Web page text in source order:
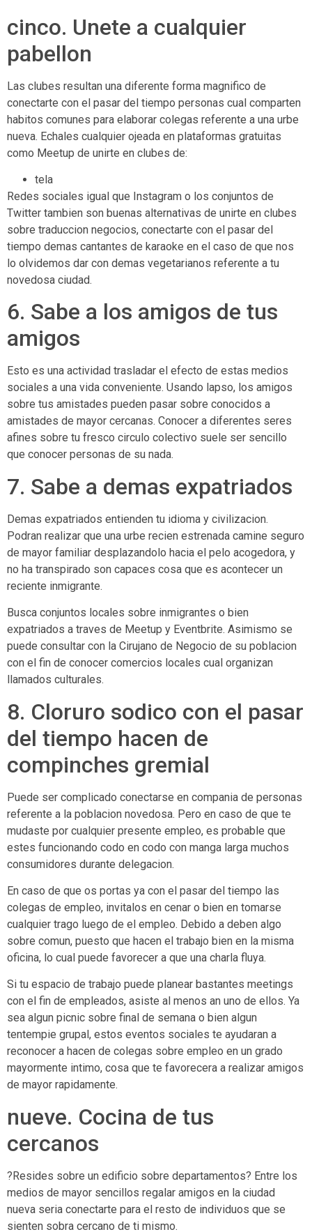
cinco. Unete a cualquier
pabellon
Las clubes resultan una diferente forma magnifico de
conectarte con el pasar del tiempo personas cual comparten
habitos comunes para elaborar colegas referente a una urbe
nueva. Echales cualquier ojeada en plataformas gratuitas
como Meetup de unirte en clubes de:
tela
Redes sociales igual que Instagram o los conjuntos de
Twitter tambien son buenas alternativas de unirte en clubes
sobre traduccion negocios, conectarte con el pasar del
tiempo demas cantantes de karaoke en el caso de que nos
lo olvidemos dar con demas vegetarianos referente a tu
novedosa ciudad.
6. Sabe a los amigos de tus
amigos
Esto es una actividad trasladar el efecto de estas medios
sociales a una vida conveniente. Usando lapso, los amigos
sobre tus amistades pueden pasar sobre conocidos a
amistades de mayor cercanas. Conocer a diferentes seres
afines sobre tu fresco circulo colectivo suele ser sencillo
que conocer personas de su nada.
7. Sabe a demas expatriados
Demas expatriados entienden tu idioma y civilizacion.
Podran realizar que una urbe recien estrenada camine seguro
de mayor familiar desplazandolo hacia el pelo acogedora, y
no ha transpirado son capaces cosa que es acontecer un
reciente inmigrante.
Busca conjuntos locales sobre inmigrantes o bien
expatriados a traves de Meetup y Eventbrite. Asimismo se
puede consultar con la Cirujano de Negocio de su poblacion
con el fin de conocer comercios locales cual organizan
llamados culturales.
8. Cloruro sodico con el pasar
del tiempo hacen de
compinches gremial
Puede ser complicado conectarse en compania de personas
referente a la poblacion novedosa. Pero en caso de que te
mudaste por cualquier presente empleo, es probable que
estes funcionando codo en codo con manga larga muchos
consumidores durante delegacion.
En caso de que os portas ya con el pasar del tiempo las
colegas de empleo, invitalos en cenar o bien en tomarse
cualquier trago luego de el empleo. Debido a deben algo
sobre comun, puesto que hacen el trabajo bien en la misma
oficina, lo cual puede favorecer a que una charla fluya.
Si tu espacio de trabajo puede planear bastantes meetings
con el fin de empleados, asiste al menos an uno de ellos. Ya
sea algun picnic sobre final de semana o bien algun
tentempie grupal, estos eventos sociales te ayudaran a
reconocer a hacen de colegas sobre empleo en un grado
mayormente intimo, cosa que te favorecera a realizar amigos
de mayor rapidamente.
nueve. Cocina de tus
cercanos
?Resides sobre un edificio sobre departamentos? Entre los
medios de mayor sencillos regalar amigos en la ciudad
nueva seri­a conectarte para el resto de individuos que se
sienten sobra cercano de ti mismo.